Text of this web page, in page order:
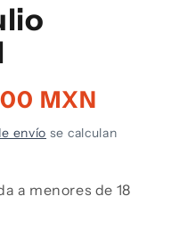
MXN
envío se calculan
a menores de 18